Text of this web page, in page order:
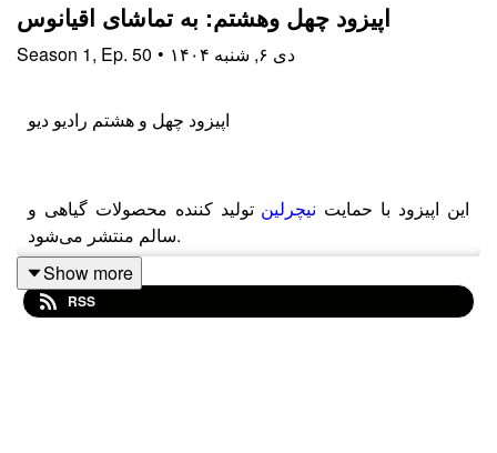
اپیزود چهل وهشتم: به تماشای اقیانوس
Season 1, Ep. 50 • ۱۴۰۴ دی ۶, شنبه
اپیزود چهل و هشتم رادیو دیو
این اپیزود با حمایت نیچرلین تولید کننده محصولات گیاهی و
سالم منتشر می‌شود.
داستاننیچرلیناز تولید یک مجصول با کیفیت به انتخاب یک
Show more
RSS